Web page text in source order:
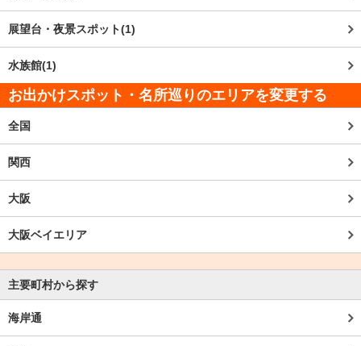
展望台・夜景スポット(1)
水族館(1)
お出かけスポット・名所巡りのエリアを変更する
全国
関西
大阪
大阪ベイエリア
主要町村から探す
海岸通